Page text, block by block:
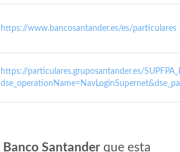
https://www.bancosantander.es/es/particulares
https://particulares.gruposantander.es/
Banco Santander que esta